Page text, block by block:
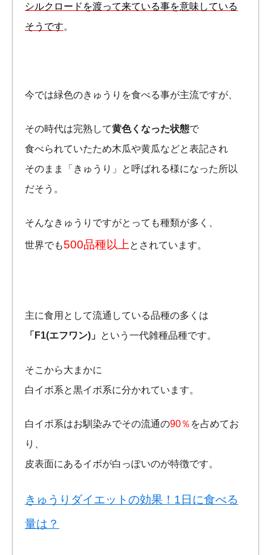
シルクロードを渡って来ている事を意味している
そうです。
今では緑色のきゅうりを食べる事が主流ですが、
その時代は完熟して黄色くなった状態で
食べられていたため木瓜や黄瓜などと表記され
そのまま「きゅうり」と呼ばれる様になった所以
だそう。
そんなきゅうりですがとっても種類が多く、
世界でも500品種以上とされています。
主に食用として流通している品種の多くは
「F1(エフワン)」
という一代雑種品種です。
そこから大まかに
白イボ系と黒イボ系に分かれています。
白イボ系はお馴染みでその流通の90％ を占めてお
り、
皮表面にあるイボが白っぽいのが特徴です。
きゅうりダイエットの効果！1日に食べる
量は？